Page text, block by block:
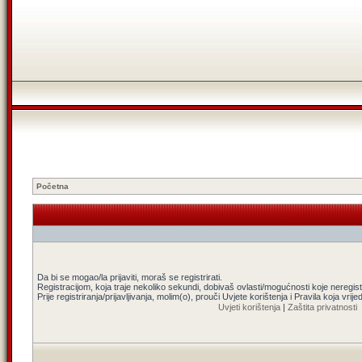
Početna
Da bi se mogao/la prijaviti, moraš se registrirati.
Registracijom, koja traje nekoliko sekundi, dobivaš ovlasti/mogućnosti koje
Prije registriranja/prijavljivanja, molim(o), prouči Uvjete korištenja i Pravila koja
Uvjeti korištenja | Zaštita privatnosti